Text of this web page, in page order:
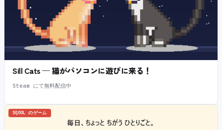
Sill Cats — 猫がパソコンに遊びに来る！
Steam にて無料配信中
SQOOL のゲーム